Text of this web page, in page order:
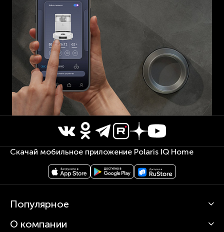
Скачай мобильное приложение Polaris IQ Home
Популярное
Кофемашины
О компании